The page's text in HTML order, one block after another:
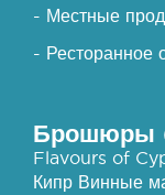
- Местные
- Ресторанное
Брошюры
Flavours of
Кипр Винные